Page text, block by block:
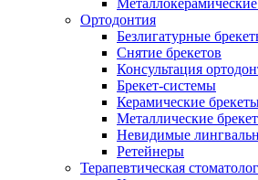
Ортодонтия
Безлигатурные
Снятие брекетов
Консультация
Брекет-системы
Керамические
Металлические
Невидимые
Ретейнеры
Терапевтическая